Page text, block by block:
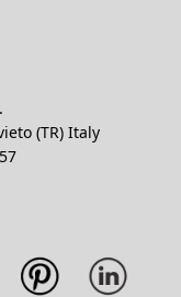
(TR) Italy